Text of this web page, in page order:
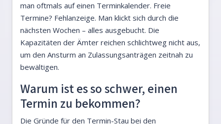
man oftmals auf einen Terminkalender. Freie
Termine? Fehlanzeige. Man klickt sich durch die
nächsten Wochen – alles ausgebucht. Die
Kapazitäten der Ämter reichen schlichtweg nicht aus,
um den Ansturm an Zulassungsanträgen zeitnah zu
bewältigen.
Warum ist es so schwer, einen
Termin zu bekommen?
Die Gründe für den Termin-Stau bei den